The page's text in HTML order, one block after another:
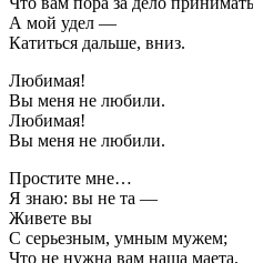
А мой удел —
Катиться дальше, вниз.
Любимая!
Вы меня не любили.
Любимая!
Вы меня не любили.
Простите мне…
Я знаю: вы не та —
Живете вы
С серьезным, умным мужем;
Что не нужна вам наша маета,